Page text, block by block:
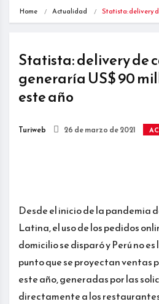
Home Actualidad Statista: delivery
Statista: delivery de
generaría US$ 90
este año
Turiweb 26 de marzo de 2021
Desde el inicio de la pandemia
Latina, el uso de los pedidos
domicilio se disparó y Perú no
punto que se proyectan ventas
este año, generadas por las
directamente a los